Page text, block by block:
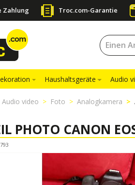
Zahlung Troc.com-Garantie
Haushaltsgeräte Audio
Audio video Foto Analogkamera
PHOTO CANON